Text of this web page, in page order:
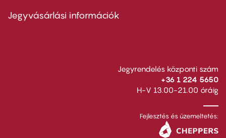
second
Jegyvásárlási információk
Jegyrendelés központi szám
+36 1 224 5650
H-V 13.00-21.00 óráig
Fejlesztés és üzemeltetés: